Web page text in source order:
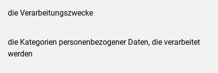
die Verarbeitungszwecke
die Kategorien personenbezogener Daten, die verarbeitet
werden